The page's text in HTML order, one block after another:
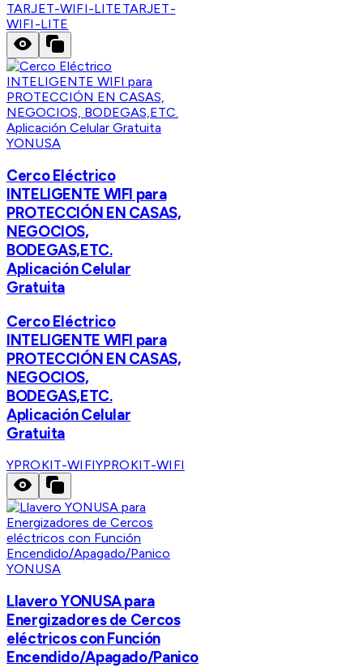
TARJET-WIFI-LITETARJET-
WIFI-LITE
YONUSA
Cerco Eléctrico
INTELIGENTE WIFI para
PROTECCIÓN EN CASAS,
NEGOCIOS,
BODEGAS,ETC.
Aplicación Celular
Gratuita
Cerco Eléctrico
INTELIGENTE WIFI para
PROTECCIÓN EN CASAS,
NEGOCIOS,
BODEGAS,ETC.
Aplicación Celular
Gratuita
YPROKIT-WIFIYPROKIT-WIFI
YONUSA
Llavero YONUSA para
Energizadores de Cercos
eléctricos con Función
Encendido/Apagado/Panico